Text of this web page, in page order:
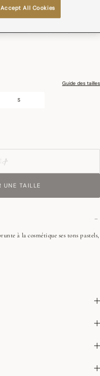
Guide des tailles
S
UNE TAILLE
à la cosmétique ses tons pastels,
Accept All Cookies